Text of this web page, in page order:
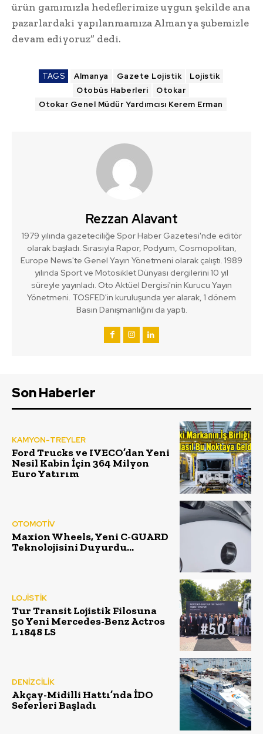
ürün gamımızla hedeflerimize uygun şekilde ana
pazarlardaki yapılanmamıza Almanya şubemizle
devam ediyoruz” dedi.
TAGS Almanya Gazete Lojistik
Lojistik
Otobüs Haberleri
Otokar
Otokar Genel Müdür Yardımcısı Kerem Erman
Rezzan Alavant
1979 yılında gazeteciliğe Spor Haber Gazetesi'nde editör
olarak başladı. Sırasıyla Rapor, Podyum, Cosmopolitan,
Europe News'te Genel Yayın Yönetmeni olarak çalıştı. 1989
yılında Sport ve Motosiklet Dünyası dergilerini 10 yıl
süreyle yayınladı. Oto Aktüel Dergisi'nin Kurucu Yayın
Yönetmeni. TOSFED'in kuruluşunda yer alarak, 1 dönem
Basın Danışmanlığını da yaptı.
Son Haberler
KAMYON-TREYLER
Ford Trucks ve IVECO’dan Yeni
Nesil Kabin İçin 364 Milyon
Euro Yatırım
OTOMOTİV
Maxion Wheels, Yeni C-GUARD
Teknolojisini Duyurdu…
LOJİSTİK
Tur Transit Lojistik Filosuna
50 Yeni Mercedes-Benz Actros
L 1848 LS
DENİZCİLİK
Akçay-Midilli Hattı’nda İDO
Seferleri Başladı